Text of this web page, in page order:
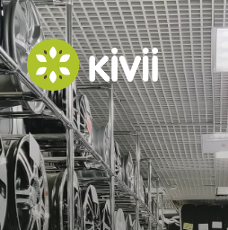
Ga
naar
inhoud